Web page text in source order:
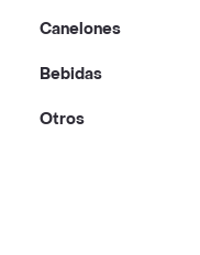
Canelones
Bebidas
Otros